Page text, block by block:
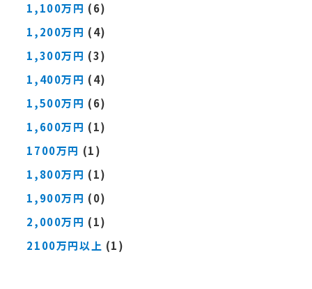
1,100万円 (6)
1,200万円 (4)
1,300万円 (3)
1,400万円 (4)
1,500万円 (6)
1,600万円 (1)
1700万円 (1)
1,800万円 (1)
1,900万円 (0)
2,000万円 (1)
2100万円以上 (1)